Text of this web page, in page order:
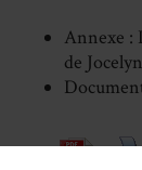
Annexe :
de